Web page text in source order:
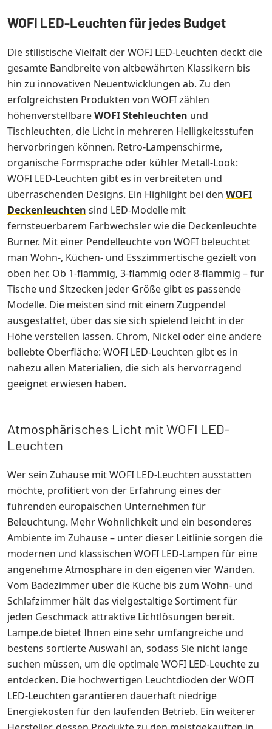
WOFI LED-Leuchten für jedes Budget
Die stilistische Vielfalt der WOFI LED-Leuchten deckt die
gesamte Bandbreite von altbewährten Klassikern bis
hin zu innovativen Neuentwicklungen ab. Zu den
erfolgreichsten Produkten von WOFI zählen
höhenverstellbareWOFI Stehleuchten und
Tischleuchten, die Licht in mehreren Helligkeitsstufen
hervorbringen können. Retro-Lampenschirme,
organische Formsprache oder kühler Metall-Look:
WOFI LED-Leuchten gibt es in verbreiteten und
überraschenden Designs. Ein Highlight bei den WOFI
Deckenleuchten sind LED-Modelle mit
fernsteuerbarem Farbwechsler wie die Deckenleuchte
Burner. Mit einer Pendelleuchte von WOFI beleuchtet
man Wohn-, Küchen- und Esszimmertische gezielt von
oben her. Ob 1-flammig, 3-flammig oder 8-flammig – für
Tische und Sitzecken jeder Größe gibt es passende
Modelle. Die meisten sind mit einem Zugpendel
ausgestattet, über das sie sich spielend leicht in der
Höhe verstellen lassen. Chrom, Nickel oder eine andere
beliebte Oberfläche: WOFI LED-Leuchten gibt es in
nahezu allen Materialien, die sich als hervorragend
geeignet erwiesen haben.
Atmosphärisches Licht mit WOFI LED-
Leuchten
Wer sein Zuhause mit WOFI LED-Leuchten ausstatten
möchte, profitiert von der Erfahrung eines der
führenden europäischen Unternehmen für
Beleuchtung. Mehr Wohnlichkeit und ein besonderes
Ambiente im Zuhause – unter dieser Leitlinie sorgen die
modernen und klassischen WOFI LED-Lampen für eine
angenehme Atmosphäre in den eigenen vier Wänden.
Vom Badezimmer über die Küche bis zum Wohn- und
Schlafzimmer hält das vielgestaltige Sortiment für
jeden Geschmack attraktive Lichtlösungen bereit.
Lampe.de bietet Ihnen eine sehr umfangreiche und
bestens sortierte Auswahl an, sodass Sie nicht lange
suchen müssen, um die optimale WOFI LED-Leuchte zu
entdecken. Die hochwertigen Leuchtdioden der WOFI
LED-Leuchten garantieren dauerhaft niedrige
Energiekosten für den laufenden Betrieb. Ein weiterer